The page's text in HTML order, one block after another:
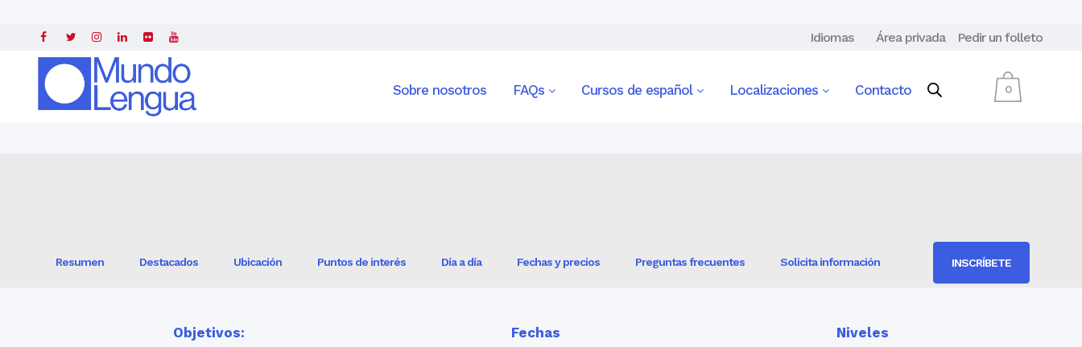
Idiomas Área privada Pedir un folleto
0
Sobre nosotros FAQs Cursos de español Localizaciones Contacto
Resumen Destacados Ubicación Puntos de interés Día a día Fechas y precios Preguntas frecuentes Solicita información INSCRÍBETE
Objetivos:
Fechas
Niveles